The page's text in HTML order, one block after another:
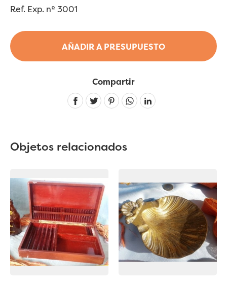
AÑADIR A PRESUPUESTO
Ref. Exp. nº 3001
Compartir
Linkedin
Objetos relacionados